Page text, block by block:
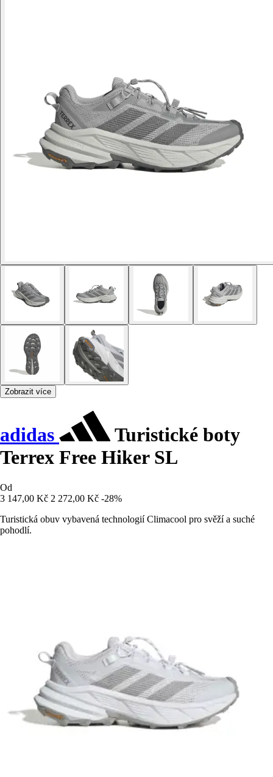
Zobrazit více
adidas
Turistické boty
Terrex Free Hiker SL
Od
3 147,00 Kč 2 272,00 Kč -28%
Turistická obuv vybavená technologií Climacool pro svěží a suché
pohodlí.